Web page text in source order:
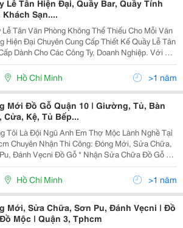
Lễ Tân Hiện Đại, Quầy Bar, Quầy Tính
Khách Sạn....
Lễ Tân Văn Phòng Không Thể Thiếu Cho Mỗi Văn
Cung Cấp Thiết Kế Quầy Lễ Tân
Dành Cho Các Công Ty, Doanh Nghiệp. Với Vật
Mẫu Bàn Quầy, Quầy Giao Dịch:
Lễ Tân , Quầy Bar, Quầy Khách Sạn
Hồ Chí Minh >1 năm
Mới Đồ Gỗ Quận 10 | Giường, Tủ, Bàn
Cửa, Kệ, Tủ Bếp...
Tôi Là Đội Ngũ Anh Em Thợ Mộc Lành Nghề Tại
Chuyên Nhận Thi Công: Đóng Mới, Sửa Chữa,
Vẹcni Đồ Gỗ * Nhận Sửa Chữa Đồ Gỗ Tại
Cửa Sổ, Cửa Thông Phòng,
Đi Bị Sập Xệ Khó Đóng Hư Hỏng Cong Vênh.
Hồ Chí Minh >1 năm
Mới, Sửa Chữa, Sơn Pu, Đánh Vẹcni | Đồ
Mộc | Quận 3, Tphcm